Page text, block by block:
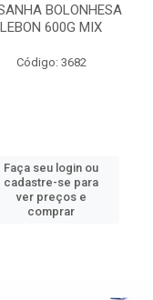
BOLONHESA
LEBON 600G MIX
Código: 3682
Faça seu login ou
cadastre-se para
ver preços e
comprar